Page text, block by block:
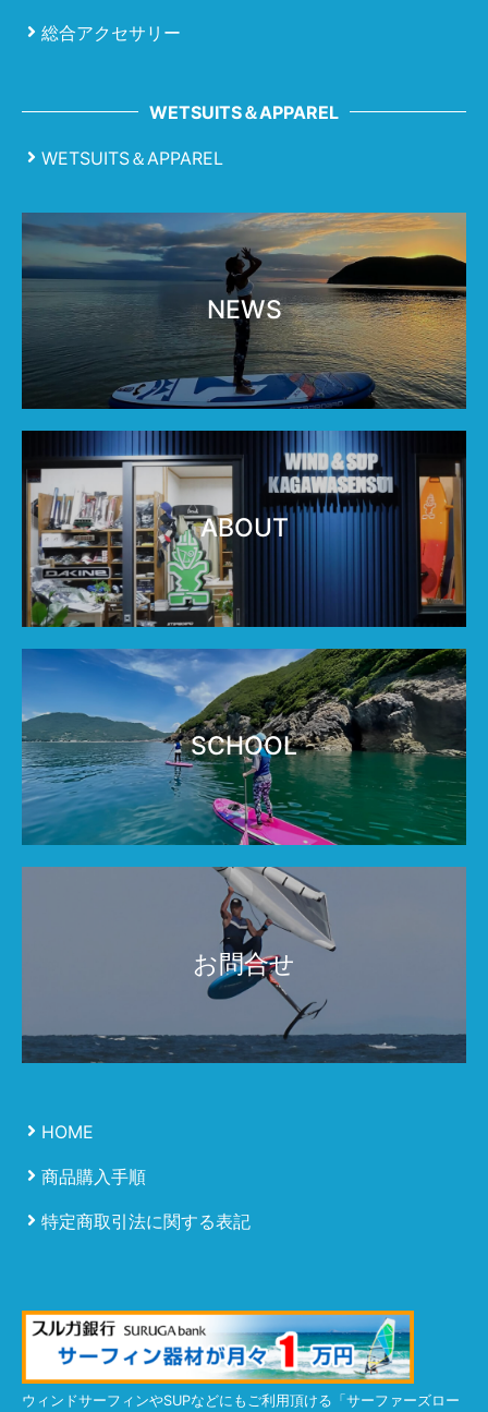
総合アクセサリー
WETSUITS＆APPAREL
WETSUITS＆APPAREL
NEWS
ABOUT
SCHOOL
お問合せ
HOME
商品購入手順
特定商取引法に関する表記
ウィンドサーフィンやSUPなどにもご利用頂ける「サーファーズロー